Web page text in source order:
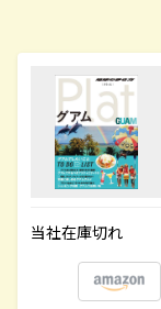
当社在庫切れ